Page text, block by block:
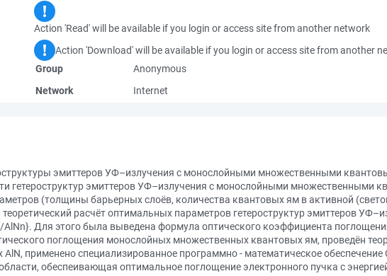
Action 'Read' will be available if you login or access site from another network
Action 'Download' will be available if you login or access site from another
Group
Anonymous
Network
Internet
эмиттеров УФ–излучения с монослойными множественными
гетероструктур эмиттеров УФ–излучения с монослойными множественными
(толщины барьерных слоёв, количества квантовых ям в активной
теоретический расчёт оптимальных параметров гетероструктур эмиттеров
Для этого была выведена формула оптического коэффициента
поглощения монослойных множественных квантовых ям, проведён
применено специализированное программно - математическое
обеспеивающая оптимальное поглощение электронного пучка с